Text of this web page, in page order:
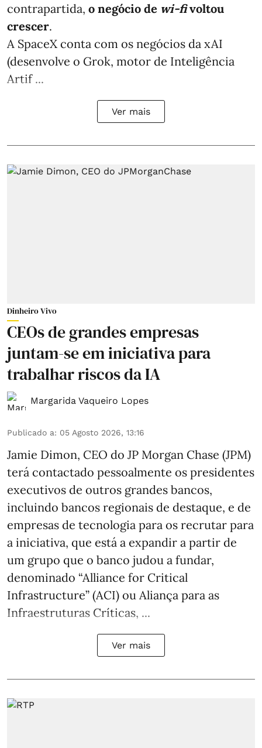
contrapartida, o negócio de wi-fivoltou
crescer.
A SpaceX conta com os negócios da xAI
(desenvolve o Grok, motor de Inteligência
Artif ...
Ver mais
Dinheiro Vivo
CEOs de grandes empresas
juntam-se em iniciativa para
trabalhar riscos da IA
Margarida Vaqueiro Lopes
Publicado a: 05 Agosto 2026, 13:16
Jamie Dimon, CEO do JP Morgan Chase (JPM)
terá contactado pessoalmente os presidentes
executivos de outros grandes bancos,
incluindo bancos regionais de destaque, e de
empresas de tecnologia para os recrutar para
a iniciativa, que está a expandir a partir de
um grupo que o banco judou a fundar,
denominado “Alliance for Critical
Infrastructure” (ACI) ou Aliança para as
Infraestruturas Críticas, ...
Ver mais